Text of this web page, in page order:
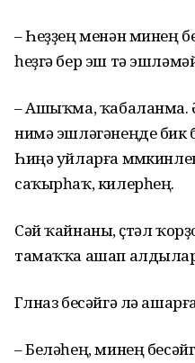
– Һеҙҙең менән минең
һеҙгә бер эш тә
– Ашыҡма, ҡабаланма.
нимә эшләгәнеңде бик
Һиңә уйларға мөмкинлек
саҡырһаҡ, килерһең.
Сәй ҡайнаны, өҫтәл
тамаҡҡа ашап
Гөлназ бесәйгә лә
– Беләһең, минең